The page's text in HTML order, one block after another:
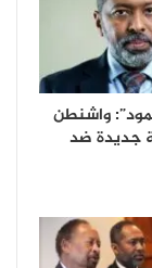
واشنطن
جديدة ضد